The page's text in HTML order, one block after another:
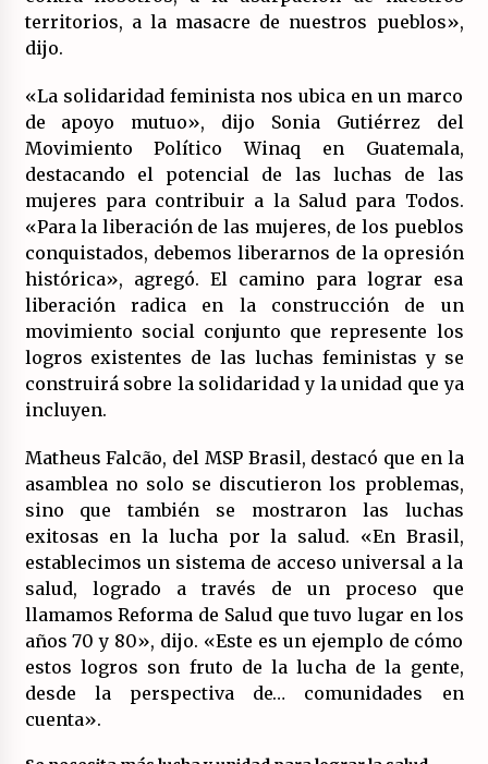
territorios, a la masacre de nuestros pueblos»,
dijo.
«La solidaridad feminista nos ubica en un marco
de apoyo mutuo», dijo Sonia Gutiérrez del
Movimiento Político Winaq en Guatemala,
destacando el potencial de las luchas de las
mujeres para contribuir a la Salud para Todos.
«Para la liberación de las mujeres, de los pueblos
conquistados, debemos liberarnos de la opresión
histórica», agregó. El camino para lograr esa
liberación radica en la construcción de un
movimiento social conjunto que represente los
logros existentes de las luchas feministas y se
construirá sobre la solidaridad y la unidad que ya
incluyen.
Matheus Falcão, del MSP Brasil, destacó que en la
asamblea no solo se discutieron los problemas,
sino que también se mostraron las luchas
exitosas en la lucha por la salud. «En Brasil,
establecimos un sistema de acceso universal a la
salud, logrado a través de un proceso que
llamamos Reforma de Salud que tuvo lugar en los
años 70 y 80», dijo. «Este es un ejemplo de cómo
estos logros son fruto de la lucha de la gente,
desde la perspectiva de… comunidades en
cuenta».